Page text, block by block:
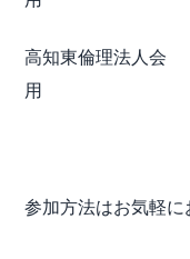
高知東倫理法人
用
参加方法はお気軽に